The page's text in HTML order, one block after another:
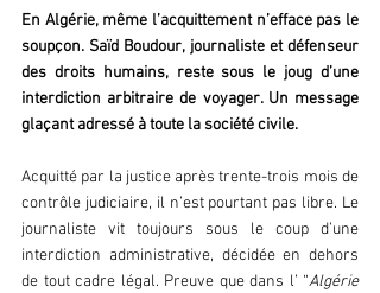
En Algérie, même l’acquittement n’efface pas le
soupçon. Saïd Boudour, journaliste et défenseur
des droits humains, reste sous le joug d’une
interdiction arbitraire de voyager. Un message
glaçant adressé à toute la société civile.
Acquitté par la justice après trente-trois mois de
contrôle judiciaire, il n’est pourtant pas libre. Le
journaliste vit toujours sous le coup d’une
interdiction administrative, décidée en dehors
de tout cadre légal. Preuve que dans l’ “Algérie